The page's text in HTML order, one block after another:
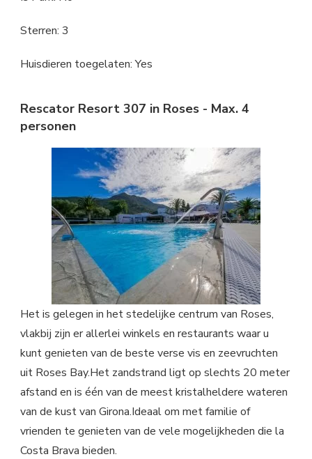
Sterren: 3
Huisdieren toegelaten: Yes
Rescator Resort 307 in Roses - Max. 4
personen
Het is gelegen in het stedelijke centrum van Roses,
vlakbij zijn er allerlei winkels en restaurants waar u
kunt genieten van de beste verse vis en zeevruchten
uit Roses Bay.Het zandstrand ligt op slechts 20 meter
afstand en is één van de meest kristalheldere wateren
van de kust van Girona.Ideaal om met familie of
vrienden te genieten van de vele mogelijkheden die la
Costa Brava bieden.